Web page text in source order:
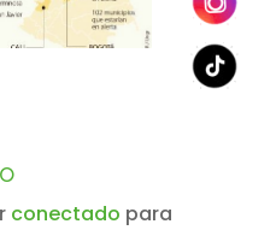
conectado para